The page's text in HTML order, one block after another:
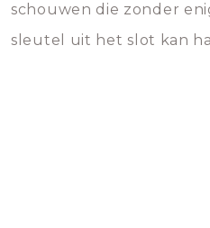
schouwen die zonder
sleutel uit het slot kan